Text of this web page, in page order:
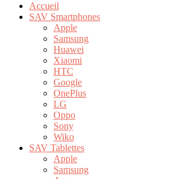
Accueil
SAV Smartphones
Apple
Samsung
Huawei
Xiaomi
HTC
Google
OnePlus
LG
Oppo
Sony
Wiko
SAV Tablettes
Apple
Samsung